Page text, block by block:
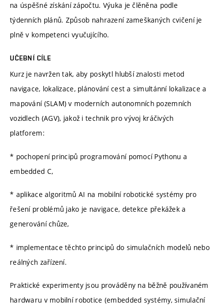
na úspěšné získání zápočtu. Výuka je člěněna podle
týdenních plánů. Způsob nahrazení zameškaných cvičení je
plně v kompetenci vyučujícího.
UČEBNÍ CÍLE
Kurz je navržen tak, aby poskytl hlubší znalosti metod
navigace, lokalizace, plánování cest a simultánní lokalizace a
mapování (SLAM) v moderních autonomních pozemních
vozidlech (AGV), jakož i technik pro vývoj kráčivých
platforem:
* pochopení principů programování pomocí Pythonu a
embedded C,
* aplikace algoritmů AI na mobilní robotické systémy pro
řešení problémů jako je navigace, detekce překážek a
generování chůze,
* implementace těchto principů do simulačních modelů nebo
reálných zařízení.
Praktické experimenty jsou prováděny na běžně používaném
hardwaru v mobilní robotice (embedded systémy, simulační